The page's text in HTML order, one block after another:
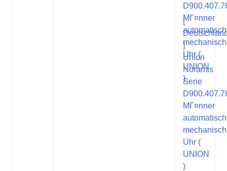
[
]
Union
Noramis
Serie
MГ¤nner
Uhr (
UNION
)